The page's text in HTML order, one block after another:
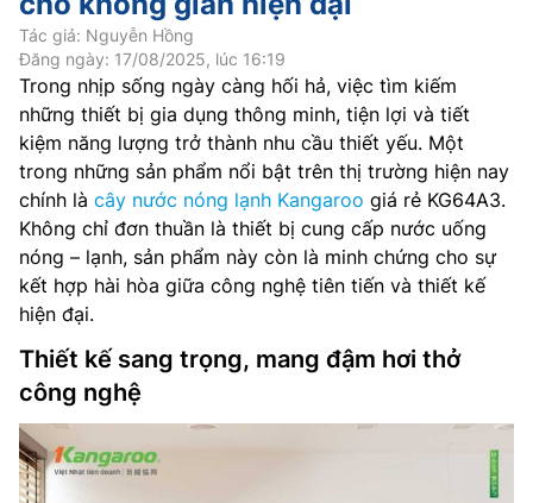
Tác giả: Nguyễn Hồng
Đăng ngày: 17/08/2025, lúc 16:19
Trong nhịp sống ngày càng hối hả, việc tìm kiếm
những thiết bị gia dụng thông minh, tiện lợi và tiết
kiệm năng lượng trở thành nhu cầu thiết yếu. Một
trong những sản phẩm nổi bật trên thị trường hiện nay
chính là cây nước nóng lạnh Kangaroo giá rẻ KG64A3.
Không chỉ đơn thuần là thiết bị cung cấp nước uống
nóng – lạnh, sản phẩm này còn là minh chứng cho sự
kết hợp hài hòa giữa công nghệ tiên tiến và thiết kế
hiện đại.
Thiết kế sang trọng, mang đậm hơi thở
công nghệ